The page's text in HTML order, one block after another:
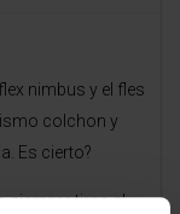
nimbus y el fles
colchon y
Es cierto?
siempre tiras al